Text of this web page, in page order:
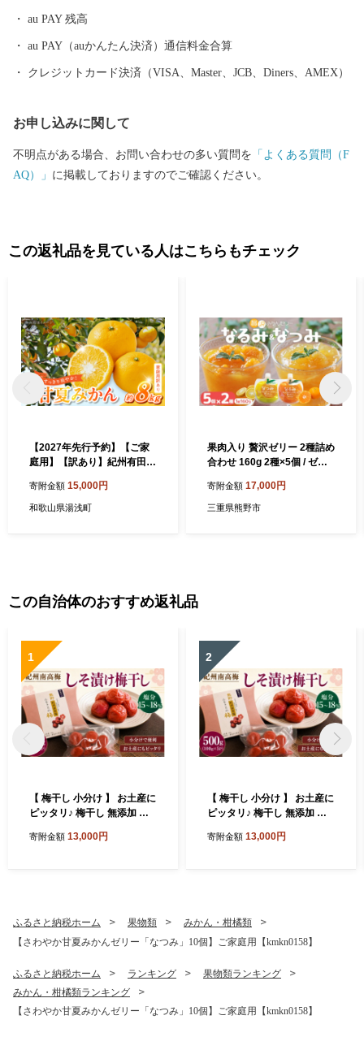
au PAY 残高
au PAY（auかんたん決済）通信料金合算
クレジットカード決済（VISA、Master、JCB、Diners、AMEX）
お申し込みに関して
不明点がある場合、お問い合わせの多い質問を 「よくある質問（F
AQ）」 に掲載しておりますのでご確認ください。
この返礼品を見ている人はこちらもチェック
【2027年先行予約】【ご家
庭用】【訳あり】紀州有田
かん ８kg_G7362
寄附金額 15,000円
和歌山県湯浅町
果肉入り 贅沢ゼリー 2種詰め
合わせ 160g 2種×5個 / ゼリ
リー みかん ミカン 蜜柑 なる
み なつみ 新姫 果物ゼリー フ
寄附金額 17,000円
三重県熊野市
この自治体のおすすめ返礼品
1
【 梅干し 小分け 】 お土産に
ピッタリ♪ 梅干し 無添加 南
のすっぱい しそ漬け梅干し 5
干し 健康食品 南高梅干し 三
重県 熊野市【frsn0031A】
寄附金額 13,000円
2
【 梅干し 小分け 】 お土産に
ピッタリ♪ 梅干し 無添加 南
のすっぱい しそ漬け梅干し 5
干し 健康食品 南高梅干し 三
重県 熊野市【frsn0031A】
寄附金額 13,000円
ふるさと納税ホーム 果物類
みかん・柑橘類
【さわやか甘夏みかんゼリー「なつみ」10個】ご家庭用【kmkn0158】
ふるさと納税ホーム ランキング
果物類ランキング
みかん・柑橘類ランキング
【さわやか甘夏みかんゼリー「なつみ」10個】ご家庭用【kmkn0158】